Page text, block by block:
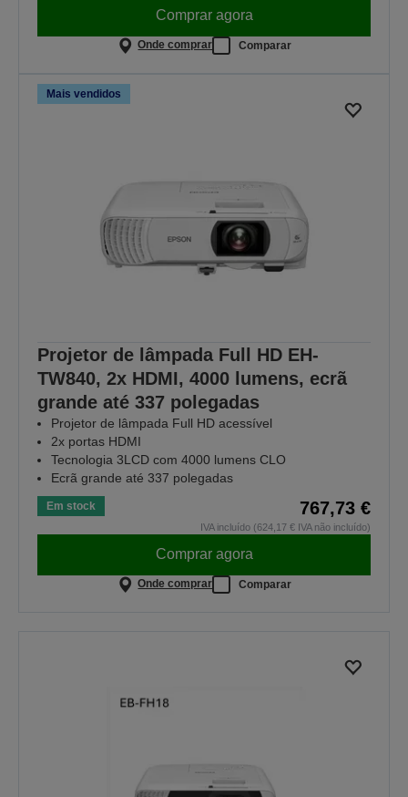
Comprar agora
Onde comprar Comparar
Mais vendidos
Projetor de lâmpada Full HD EH-
TW840, 2x HDMI, 4000 lumens, ecrã
grande até 337 polegadas
Projetor de lâmpada Full HD acessível
2x portas HDMI
Tecnologia 3LCD com 4000 lumens CLO
Ecrã grande até 337 polegadas
Em stock 767,73 €
IVA incluído (624,17 € IVA não incluído)
Comprar agora
Onde comprar Comparar